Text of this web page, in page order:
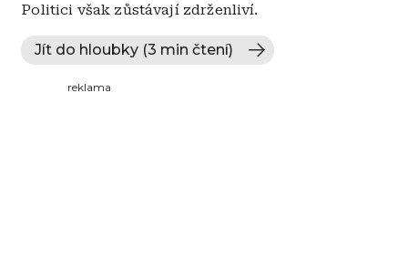
Politici však zůstávají zdrženliví.
Jít do hloubky (3 min čtení)
reklama